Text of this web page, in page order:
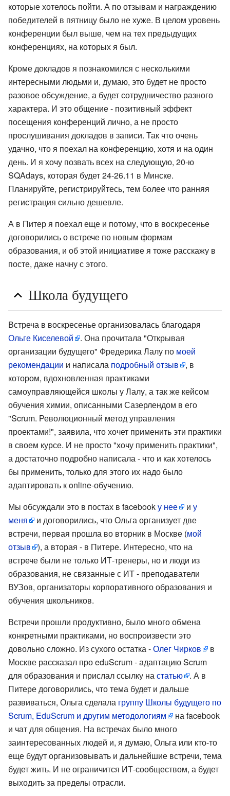
которые хотелось пойти. А по отзывам и награждению
победителей в пятницу было не хуже. В целом уровень
конференции был выше, чем на тех предыдущих
конференциях, на которых я был.
Кроме докладов я познакомился с несколькими
интересными людьми и, думаю, это будет не просто
разовое обсуждение, а будет сотрудничество разного
характера. И это общение - позитивный эффект
посещения конференций лично, а не просто
прослушивания докладов в записи. Так что очень
удачно, что я поехал на конференцию, хотя и на один
день. И я хочу позвать всех на следующую, 20-ю
SQAdays, которая будет 24-26.11 в Минске.
Планируйте, регистрируйтесь, тем более что ранняя
регистрация сильно дешевле.
А в Питер я поехал еще и потому, что в воскресенье
договорились о встрече по новым формам
образования, и об этой инициативе я тоже расскажу в
посте, даже начну с этого.
Школа будущего
Встреча в воскресенье организовалась благодаря
Ольге Киселевой
. Она прочитала "Открывая
организации будущего" Фредерика Лалу по моей
рекомендации и написала подробный отзыв
, в
котором, вдохновленная практиками
самоуправляющейся школы у Лалу, а так же кейсом
обучения химии, описанными Сазерлендом в его
"Scrum. Революционный метод управления
проектами!", заявила, что хочет применить эти практики
в своем курсе. И не просто "хочу применить практики",
а достаточно подробно написала - что и как хотелось
бы применить, только для этого их надо было
адаптировать к online-обучению.
Мы обсуждали это в постах в facebookу нее и у
меня
и договорились, что Ольга организует две
встречи, первая прошла во вторник в Москве (мой
отзыв
), а вторая - в Питере. Интересно, что на
встрече были не только ИТ-тренеры, но и люди из
образования, не связанные с ИТ - преподаватели
ВУЗов, организаторы корпоративного образования и
обучения школьников.
Встречи прошли продуктивно, было много обмена
конкретными практиками, но воспроизвести это
довольно сложно. Из сухого остатка -Олег Чирков
в
Москве рассказал про eduScrum - адаптацию Scrum
для образования и прислал ссылку на статью
. А в
Питере договорились, что тема будет и дальше
развиваться, Ольга сделала группу Школы будущего по
Scrum, EduScrum и другим методологиям
на facebook
и чат для общения. На встречах было много
заинтересованных людей и, я думаю, Ольга или кто-то
еще будут организовывать и дальнейшие встречи, тема
будет жить. И не ограничится ИТ-сообществом, а будет
выходить за пределы отрасли.